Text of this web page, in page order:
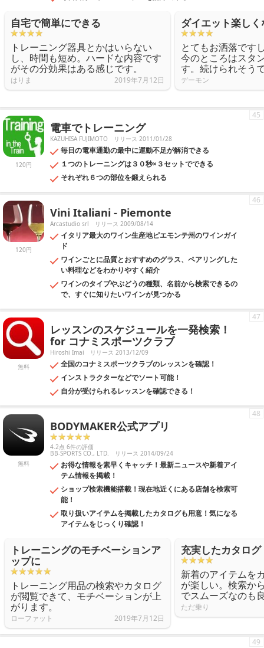
自宅で簡単にできる
トレーニング器具とかはいらない
し、時間も短め。ハードな内容です
がその分効果はある感じです。
はりま 2019年7月12日
ダイエット楽し
とてもお洒落です
今のところはスタ
す。続けられそう
デーモン
120円
電車でトレーニング
KAZUHISA FUJIMOTO リリース 2011/01/28
毎日の電車通勤の最中に運動不足が解消できる
１つのトレーニングは３０秒×３セットでできる
それぞれ６つの部位を鍛えられる
45
120円
Vini Italiani - Piemonte
Arcastudio srl リリース 2009/08/14
イタリア最大のワイン生産地ピエモンテ州のワインガイ
ド
ワインごとに品質とおすすめのグラス、ペアリングした
い料理などをわかりやすく紹介
ワインのタイプやぶどうの種類、名前から検索できるの
で、すぐに知りたいワインが見つかる
46
無料
レッスンのスケジュールを一発検索！
for コナミスポーツクラブ
Hiroshi Imai リリース 2013/12/09
全国のコナミスポーツクラブのレッスンを確認！
インストラクターなどでソート可能！
自分が受けられるレッスンを確認できる！
47
無料
BODYMAKER公式アプリ
4.2点 6件の評価
BB-SPORTS CO., LTD. リリース 2014/09/24
お得な情報を素早くキャッチ！最新ニュースや新着アイ
テム情報を掲載！
ショップ検索機能搭載！現在地近くにある店舗を検索可
能！
取り扱いアイテムを掲載したカタログも用意！気になる
アイテムをじっくり確認！
48
トレーニングのモチベーションア
ップに
トレーニング用品の検索やカタログ
が閲覧できて、モチベーションが上
がります。
ローファット 2019年7月12日
充実したカタログ
新着のアイテムを
が楽しい。検索か
でスムーズなのも
ただ乗り
49